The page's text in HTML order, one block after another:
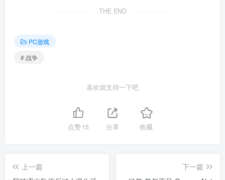
THE END
PC游戏
# 战争
喜欢就支持一下吧
点赞15 分享 收藏
上一篇
下一篇